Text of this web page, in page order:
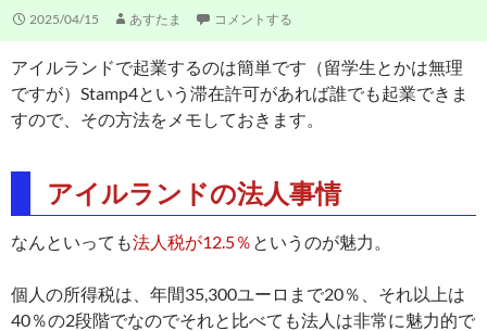
2025/04/15 あすたま コメントする
アイルランドで起業するのは簡単です（留学生とかは無理
ですが）Stamp4という滞在許可があれば誰でも起業できま
すので、その方法をメモしておきます。
アイルランドの法人事情
なんといっても法人税が12.5％ というのが魅力。
個人の所得税は、年間35,300ユーロまで20％、それ以上は
40％の2段階でなのでそれと比べても法人は非常に魅力的で